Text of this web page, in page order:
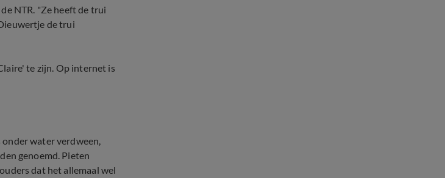
NTR. "Ze heeft de trui
de trui
te zijn. Op internet is
water verdween,
genoemd. Pieten
dat het allemaal wel